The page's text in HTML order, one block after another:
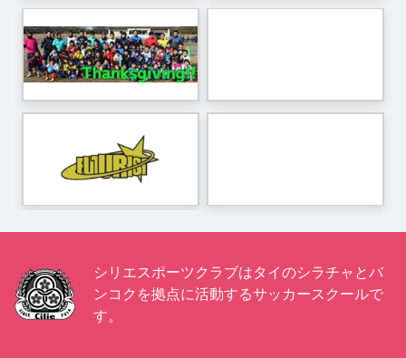
シリエスポーツクラブはタイのシラチャとバ
ンコクを拠点に活動するサッカースクールで
す。